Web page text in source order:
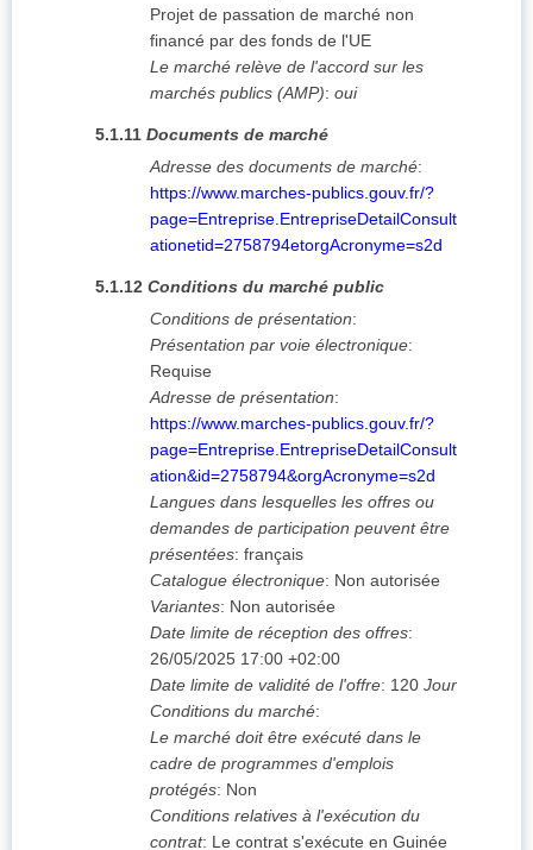
Projet de passation de marché non
financé par des fonds de l'UE
Le marché relève de l'accord sur les
marchés publics (AMP): oui
5.1.11 Documents de marché
Adresse des documents de marché:
https://www.marches-publics.gouv.fr/?
page=Entreprise.EntrepriseDetailConsult
ationetid=2758794etorgAcronyme=s2d
5.1.12 Conditions du marché public
Conditions de présentation:
Présentation par voie électronique:
Requise
Adresse de présentation:
https://www.marches-publics.gouv.fr/?
page=Entreprise.EntrepriseDetailConsult
ation&id=2758794&orgAcronyme=s2d
Langues dans lesquelles les offres ou
demandes de participation peuvent être
présentées: français
Catalogue électronique: Non autorisée
Variantes: Non autorisée
Date limite de réception des offres:
26/05/2025 17:00 +02:00
Date limite de validité de l'offre: 120 Jour
Conditions du marché:
Le marché doit être exécuté dans le
cadre de programmes d'emplois
protégés: Non
Conditions relatives à l'exécution du
contrat: Le contrat s'exécute en Guinée